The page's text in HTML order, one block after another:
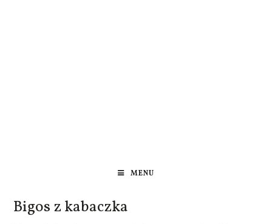
MENU
Bigos z kabaczka